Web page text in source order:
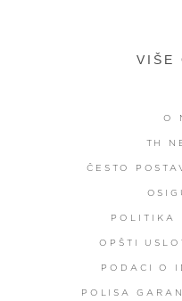
VIŠE
O
TH
ČESTO
POLITIKA
OPŠTI
PODACI O
POLISA